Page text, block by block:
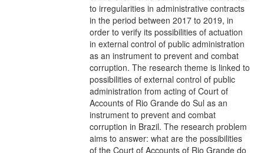
to irregularities in administrative contracts
in the period between 2017 to 2019, in
order to verify its possibilities of actuation
in external control of public administration
as an instrument to prevent and combat
corruption. The research theme is linked to
possibilities of external control of public
administration from acting of Court of
Accounts of Rio Grande do Sul as an
instrument to prevent and combat
corruption in Brazil. The research problem
aims to answer: what are the possibilities
of the Court of Accounts of Rio Grande do